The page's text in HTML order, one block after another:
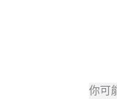
你可